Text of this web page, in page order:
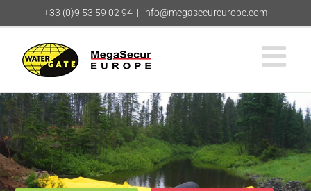
to
+33 (0)9 53 59 02 94 | info@megasecureurope.com